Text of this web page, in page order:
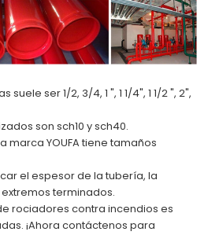
ser 1/2, 3/4, 1 ", 1 1/4", 1 1/2 ", 2",
son sch10 y sch40.
marca YOUFA tiene tamaños
el espesor de la tubería, la
terminados.
rociadores contra incendios es
¡Ahora contáctenos para